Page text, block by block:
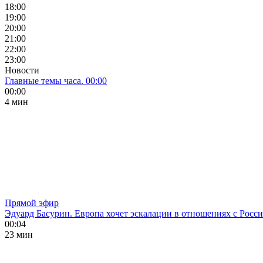
18:00
19:00
20:00
21:00
22:00
23:00
Новости
Главные темы часа. 00:00
00:00
4 мин
Прямой эфир
Эдуард Басурин. Европа хочет эскалации в отношениях с
00:04
23 мин